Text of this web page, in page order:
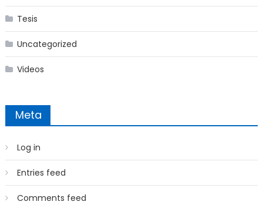
Tesis
Uncategorized
Videos
Meta
Log in
Entries feed
Comments feed